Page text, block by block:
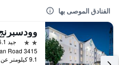
الفنادق الموصى بها
2 نجمتين
جيد 6.1
9.1 كيلومتر عن وسط المدينة